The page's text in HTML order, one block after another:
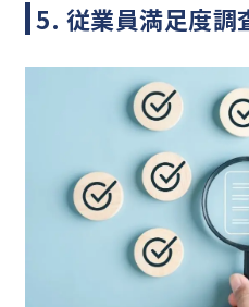
5. 従業員満足度調